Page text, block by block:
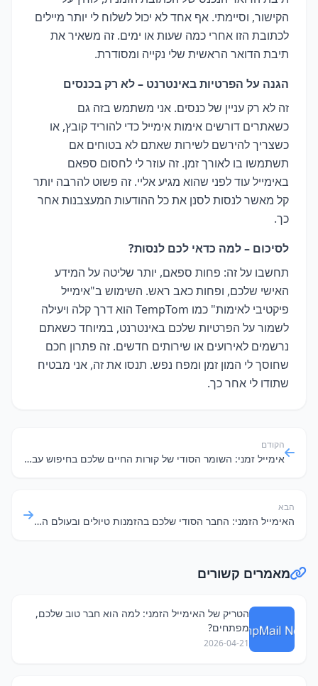
הקישור, וסיימתי. אף אחד לא יכול לשלוח לי יותר מיילים
לכתובת הזו אחרי כמה שעות או ימים. זה משאיר את
תיבת הדואר הראשית שלי נקייה ומסודרת.
הגנה על הפרטיות באינטרנט – לא רק בכנסים
זה לא רק עניין של כנסים. אני משתמש בזה גם
כשאתרים דורשים אימות אימייל כדי להוריד קובץ, או
כשצריך להירשם לשירות שאתם לא בטוחים אם
תשתמשו בו לאורך זמן. זה עוזר לי לחסום ספאם
באימייל עוד לפני שהוא מגיע אליי. זה פשוט להרבה יותר
קל מאשר לנסות לסנן את כל ההודעות המעצבנות אחר
כך.
לסיכום – למה כדאי לכם לנסות?
תחשבו על זה: פחות ספאם, יותר שליטה על המידע
האישי שלכם, ופחות כאב ראש. השימוש ב"אימייל
פיקטיבי לאימות" כמו TempTom הוא דרך קלה ויעילה
לשמור על הפרטיות שלכם באינטרנט, במיוחד כשאתם
נרשמים לאירועים או שירותים חדשים. זה פתרון חכם
שחוסך לי המון זמן ומפח נפש. תנסו את זה, אני מבטיח
שתודו לי אחר כך.
הקודם
אימייל זמני: השומר הסודי של קורות החיים שלכם בחיפוש עבודה
הבא
האימייל הזמני: החבר הסודי שלכם בהזמנות טיולים ובעולם הדיגיטלי
מאמרים קשורים
הטריק של האימייל הזמני: למה הוא חבר טוב שלכם,
מפתחים?
2026-04-21